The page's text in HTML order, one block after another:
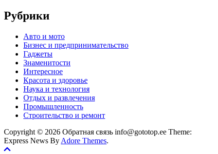
Рубрики
Авто и мото
Бизнес и предпринимательство
Гаджеты
Знаменитости
Интересное
Красота и здоровье
Наука и технология
Отдых и развлечения
Промышленность
Строительство и ремонт
Copyright © 2026 Обратная связь info@gototop.ee Theme:
Express News By Adore Themes.